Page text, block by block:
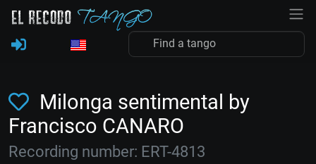
Milonga sentimental by
Francisco CANARO
Recording number: ERT-4813